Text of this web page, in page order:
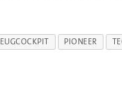
PIONEER